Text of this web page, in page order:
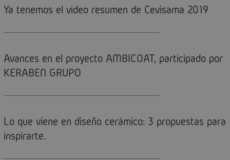
Ya tenemos el video resumen de Cevisama 2019
Avances en el proyecto AMBICOAT, participado por
KERABEN GRUPO
Lo que viene en diseño cerámico: 3 propuestas para
inspirarte.